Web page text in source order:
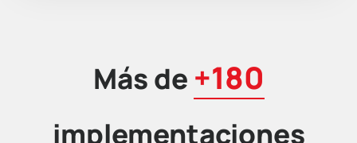
Más de +180
implementaciones